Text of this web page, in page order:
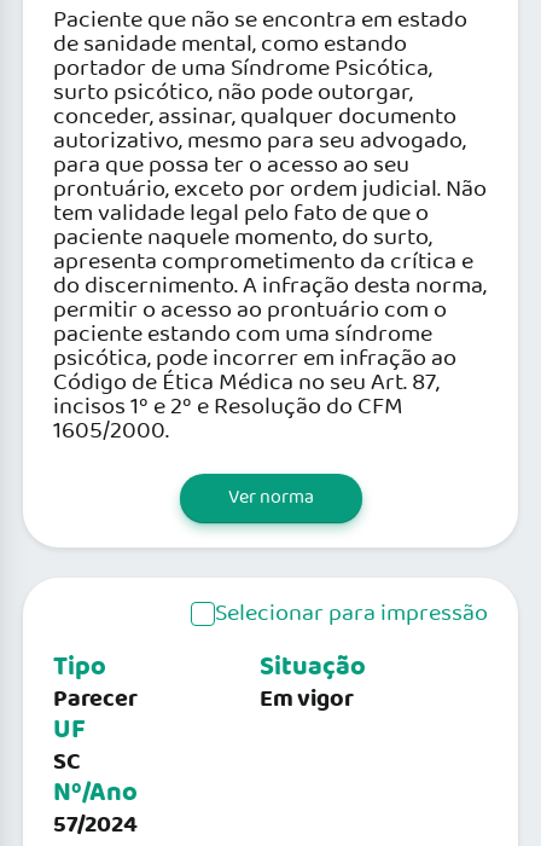
Paciente que não se encontra em estado
de sanidade mental, como estando
portador de uma Síndrome Psicótica,
surto psicótico, não pode outorgar,
conceder, assinar, qualquer documento
autorizativo, mesmo para seu advogado,
para que possa ter o acesso ao seu
prontuário, exceto por ordem judicial. Não
tem validade legal pelo fato de que o
paciente naquele momento, do surto,
apresenta comprometimento da crítica e
do discernimento. A infração desta norma,
permitir o acesso ao prontuário com o
paciente estando com uma síndrome
psicótica, pode incorrer em infração ao
Código de Ética Médica no seu Art. 87,
incisos 1º e 2º e Resolução do CFM
1605/2000.
Ver norma
Selecionar para impressão
Tipo
Parecer
UF
SC
Nº/Ano
57/2024
Situação
Em vigor